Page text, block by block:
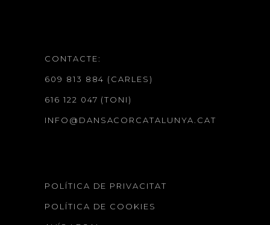
CONTACTE:
609 813 884 (CARLES)
616 122 047 (TONI)
INFO@DANSACORCATALUNYA.CAT
POLÍTICA DE PRIVACITAT
POLÍTICA DE COOKIES